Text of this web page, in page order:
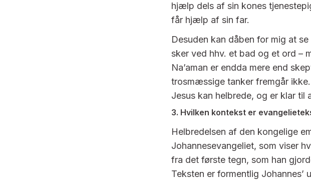
hjælp dels af sin kones
får hjælp af sin far.
Desuden kan dåben for mig at
sker ved hhv. et bad og et ord –
Na’aman er endda mere end
trosmæssige tanker fremgår
Jesus kan helbrede, og er klar til
3. Hvilken kontekst er
Helbredelsen af den kongelige
Johannesevangeliet, som viser
fra det første tegn, som han
Teksten er formentlig